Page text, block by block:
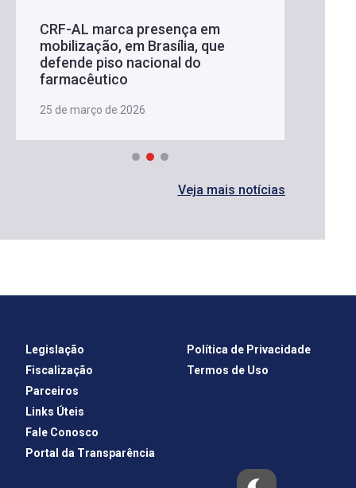
CRF-AL marca presença em
mobilização, em Brasília, que
defende piso nacional do
farmacêutico
25 de março de 2026
Veja mais notícias
Legislação
Fiscalização
Parceiros
Links Úteis
Fale Conosco
Portal da Transparência
Política de Privacidade
Termos de Uso